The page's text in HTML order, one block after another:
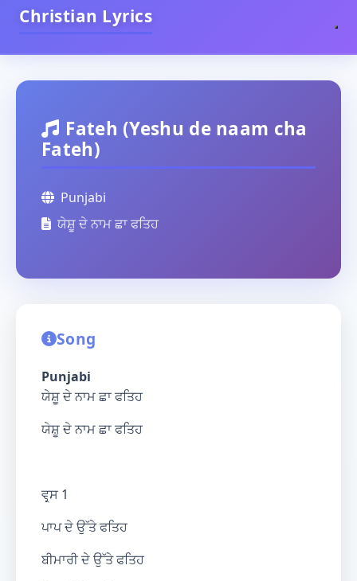
Christian Lyrics
Fateh (Yeshu de naam cha
Fateh)
Punjabi
ਯੇਸ਼ੂ ਦੇ ਨਾਮ ਛਾ ਫਤਿਹ
Song
Punjabi
ਯੇਸ਼ੂ ਦੇ ਨਾਮ ਛਾ ਫਤਿਹ
ਯੇਸ਼ੂ ਦੇ ਨਾਮ ਛਾ ਫਤਿਹ
ਵਰ੍ਸ 1
ਪਾਪ ਦੇ ਉੱਤੇ ਫਤਿਹ
ਬੀਮਾਰੀ ਦੇ ਉੱਤੇ ਫਤਿਹ